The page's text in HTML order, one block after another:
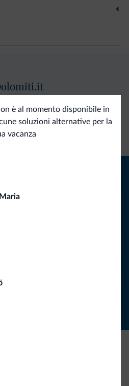
è al momento disponibile in
soluzioni alternative per la
vacanza
Richieste non
Dolomiti.it
Dolomiti
esclusive e news per la tua
NEWSLETTER
nuova collezione
la nuova collezione firmata